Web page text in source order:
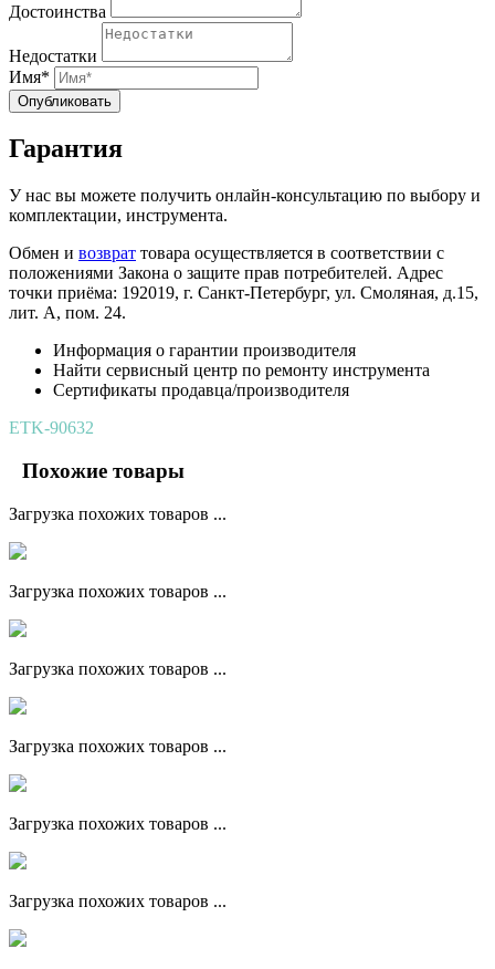
Достоинства
Недостатки
Имя*
Опубликовать
Гарантия
У нас вы можете получить онлайн-консультацию по выбору и
комплектации, инструмента.
Обмен и возврат товара осуществляется в соответствии с
положениями Закона о защите прав потребителей. Адрес
точки приёма: 192019, г. Санкт-Петербург, ул. Смоляная, д.15,
лит. А, пом. 24.
Информация о гарантии производителя
Найти сервисный центр по ремонту инструмента
Сертификаты продавца/производителя
ETK-90632
Похожие товары
Загрузка похожих товаров ...
Загрузка похожих товаров ...
Загрузка похожих товаров ...
Загрузка похожих товаров ...
Загрузка похожих товаров ...
Загрузка похожих товаров ...